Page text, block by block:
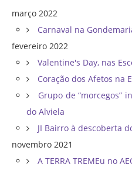
março 2022
Carnaval na
fevereiro 2022
Valentine's Day, nas
Coração dos Afetos na
Grupo de “morcegos”
do Alviela
JI Bairro à descoberta
novembro 2021
A TERRA TREMEu no